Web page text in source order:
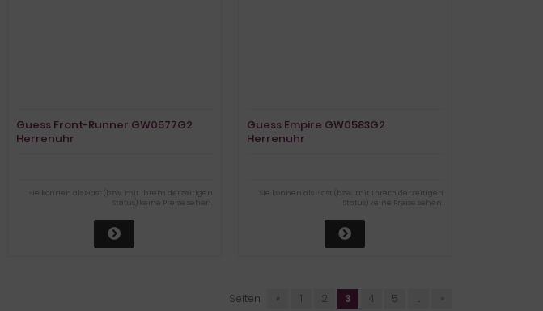
Guess Front-Runner GW0577G2
Herrenuhr
Sie können als Gast (bzw. mit Ihrem derzeitigen
Status) keine Preise sehen.
Guess Empire GW0583G2
Herrenuhr
Sie können als Gast (bzw. mit Ihrem derzeitigen
Status) keine Preise sehen.
Seiten: « 1 2 3 4 5 ... »